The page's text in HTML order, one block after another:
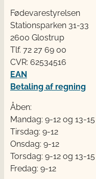
Fødevarestyrelsen
Stationsparken 31-33
2600 Glostrup
Tlf. 72 2​​​7 69 00
CVR: 62534516
EAN
Betaling af regning
Åben:
Mandag: 9-12 og 13-15
Tirsdag: 9-12
Onsdag: 9-12
Torsdag: 9-12 og 13-15
Fredag: 9-12